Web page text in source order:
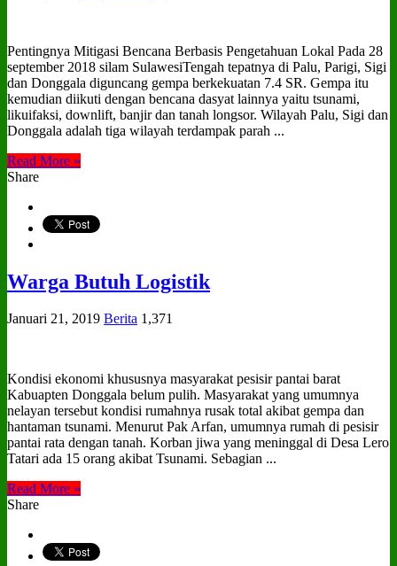
Pentingnya Mitigasi Bencana Berbasis Pengetahuan Lokal Pada 28
september 2018 silam SulawesiTengah tepatnya di Palu, Parigi, Sigi
dan Donggala diguncang gempa berkekuatan 7.4 SR. Gempa itu
kemudian diikuti dengan bencana dasyat lainnya yaitu tsunami,
likuifaksi, downlift, banjir dan tanah longsor. Wilayah Palu, Sigi dan
Donggala adalah tiga wilayah terdampak parah ...
Read More »
Share
Warga Butuh Logistik
Januari 21, 2019 Berita 1,371
Kondisi ekonomi khususnya masyarakat pesisir pantai barat
Kabuapten Donggala belum pulih. Masyarakat yang umumnya
nelayan tersebut kondisi rumahnya rusak total akibat gempa dan
hantaman tsunami. Menurut Pak Arfan, umumnya rumah di pesisir
pantai rata dengan tanah. Korban jiwa yang meninggal di Desa Lero
Tatari ada 15 orang akibat Tsunami. Sebagian ...
Read More »
Share